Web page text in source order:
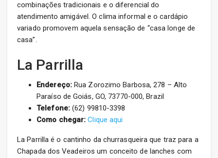
combinações tradicionais e o diferencial do
atendimento amigável. O clima informal e o cardápio
variado promovem aquela sensação de “casa longe de
casa”.
La Parrilla
Endereço:Rua Zorozimo Barbosa, 278 – Alto
Paraíso de Goiás, GO, 73770-000, Brazil
Telefone:(62) 99810-3398
Como chegar: Clique aqui
La Parrilla é o cantinho da churrasqueira que traz para a
Chapada dos Veadeiros um conceito de lanches com